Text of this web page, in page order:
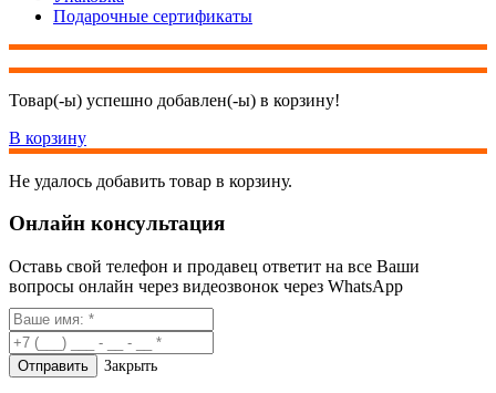
Подарочные сертификаты
Товар(-ы) успешно добавлен(-ы) в корзину!
В корзину
Не удалось добавить товар в корзину.
Онлайн консультация
Оставь свой телефон и продавец ответит на все Ваши
вопросы онлайн через видеозвонок через WhatsApp
Закрыть